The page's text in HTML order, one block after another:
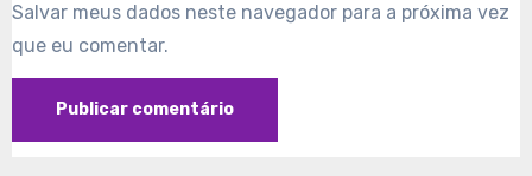
Salvar meus dados neste navegador para a próxima vez
que eu comentar.